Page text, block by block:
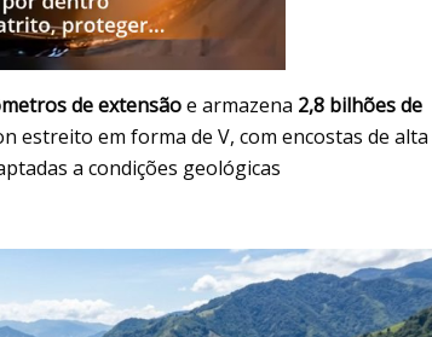
de extensãoe armazena 2,8 bilhões de
estreito em forma de V, com encostas de alta
a condições geológicas